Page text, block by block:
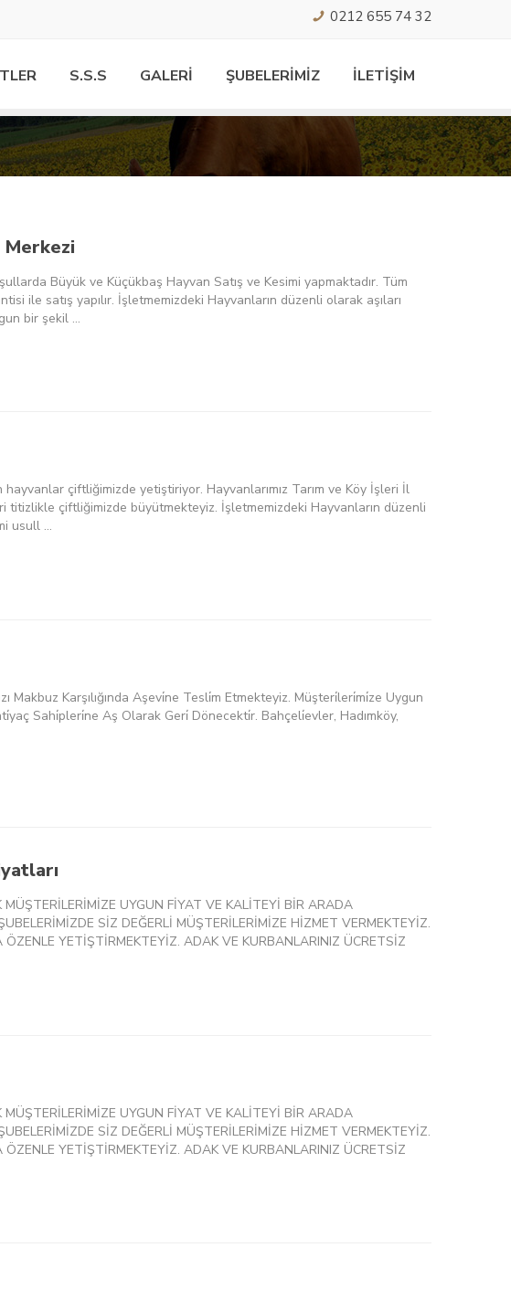
0212 655 74 32
S.S.S GALERİ ŞUBELERİMİZ İLETİŞİM
Merkezi
Büyük ve Küçükbaş Hayvan Satış ve Kesimi yapmaktadır. Tüm
ile satış yapılır. İşletmemizdeki Hayvanların düzenli olarak aşıları
bir şekil ...
çiftliğimizde yetiştiriyor. Hayvanlarımız Tarım ve Köy İşleri İl
titizlikle çiftliğimizde büyütmekteyiz. İşletmemizdeki Hayvanların düzenli
usull ...
Makbuz Karşılığında Aşevi̇ne Tesli̇m Etmekteyiz. Müşteri̇leri̇mi̇ze Uygun
Sahi̇pleri̇ne Aş Olarak Geri̇ Dönecekti̇r. Bahçeli̇evler, Hadımköy,
UYGUN FİYAT VE KALİTEYİ BİR ARADA
SİZ DEĞERLİ MÜŞTERİLERİMİZE HİZMET VERMEKTEYİZ.
YETİŞTİRMEKTEYİZ. ADAK VE KURBANLARINIZ ÜCRETSİZ
UYGUN FİYAT VE KALİTEYİ BİR ARADA
SİZ DEĞERLİ MÜŞTERİLERİMİZE HİZMET VERMEKTEYİZ.
YETİŞTİRMEKTEYİZ. ADAK VE KURBANLARINIZ ÜCRETSİZ